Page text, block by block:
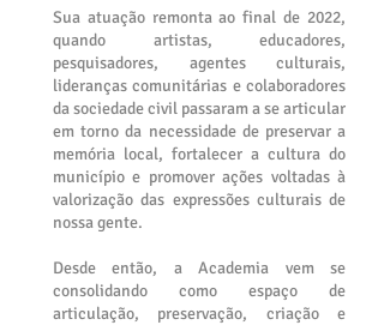
Sua atuação remonta ao final de 2022,
quando artistas, educadores,
pesquisadores, agentes culturais,
lideranças comunitárias e colaboradores
da sociedade civil passaram a se articular
em torno da necessidade de preservar a
memória local, fortalecer a cultura do
município e promover ações voltadas à
valorização das expressões culturais de
nossa gente.
Desde então, a Academia vem se
consolidando como espaço de
articulação, preservação, criação e